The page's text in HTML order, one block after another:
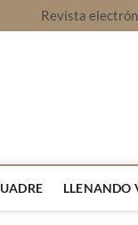
Revista
LLENANDO